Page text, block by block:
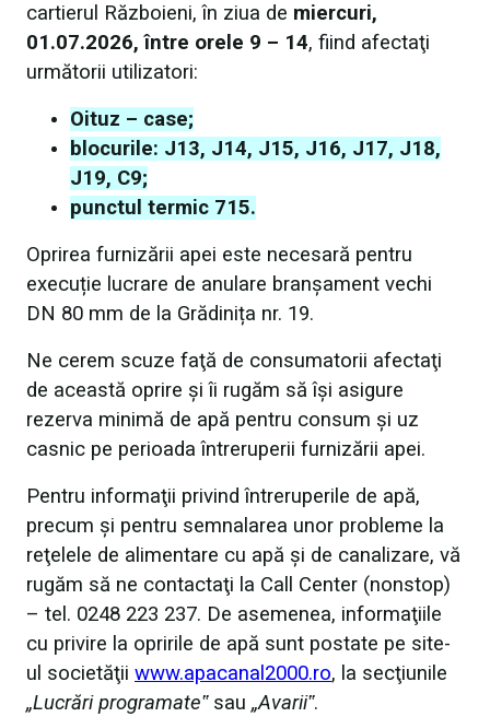
cartierul Războieni, în ziua de miercuri,
01.07.2026, între orele 9 – 14, fiind afectaţi
următorii utilizatori:
Oituz – case;
blocurile: J13, J14, J15, J16, J17, J18,
J19, C9;
punctul termic 715.
Oprirea furnizării apei este necesară pentru
execuție lucrare de anulare branșament vechi
DN 80 mm de la Grădinița nr. 19.
Ne cerem scuze faţă de consumatorii afectaţi
de această oprire şi îi rugăm să îşi asigure
rezerva minimă de apă pentru consum şi uz
casnic pe perioada întreruperii furnizării apei.
Pentru informaţii privind întreruperile de apă,
precum şi pentru semnalarea unor probleme la
reţelele de alimentare cu apă şi de canalizare, vă
rugăm să ne contactaţi la Call Center (nonstop)
– tel. 0248 223 237. De asemenea, informaţiile
cu privire la opririle de apă sunt postate pe site-
ul societăţii www.apacanal2000.ro, la secţiunile
„Lucrări programate‟sau „Avarii‟.